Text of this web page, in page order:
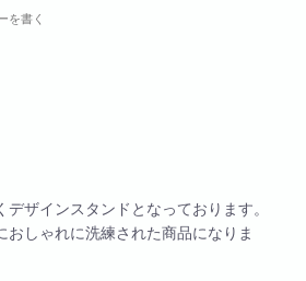
を書く
デザインスタンドとなっております。
おしゃれに洗練された商品になりま